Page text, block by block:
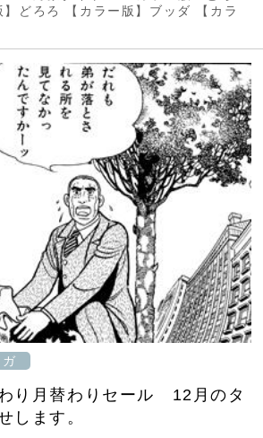
どろろ 【カラー版】ブッダ 【カラ
り月替わりセール 12月のタ
します。